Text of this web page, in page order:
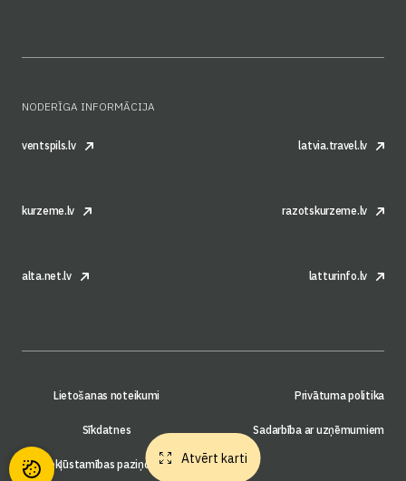
Atvērt karti
NODERĪGA INFORMĀCIJA
ventspils.lv latvia.travel.lv
kurzeme.lv razotskurzeme.lv
alta.net.lv latturinfo.lv
Lietošanas noteikumi Privātuma politika
Sīkdatnes Sadarbība ar uzņēmumiem
Piekļūstamības paziņojums